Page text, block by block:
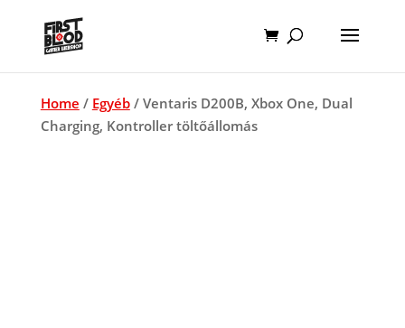
Home / Egyéb/ Ventaris D200B, Xbox One, Dual
Charging, Kontroller töltőállomás